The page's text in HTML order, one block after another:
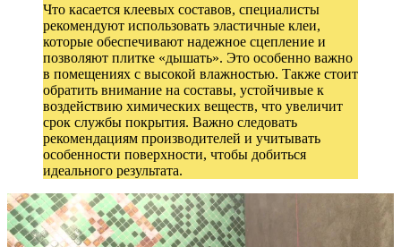
Что касается клеевых составов, специалисты
рекомендуют использовать эластичные клеи,
которые обеспечивают надежное сцепление и
позволяют плитке «дышать». Это особенно важно
в помещениях с высокой влажностью. Также стоит
обратить внимание на составы, устойчивые к
воздействию химических веществ, что увеличит
срок службы покрытия. Важно следовать
рекомендациям производителей и учитывать
особенности поверхности, чтобы добиться
идеального результата.